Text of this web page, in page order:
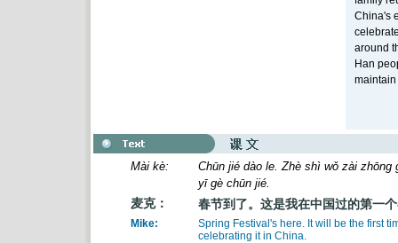
China's
around
Han
Mài kè:
Chūn jié dào le. Zhè shì wǒ zài zhōng
yī gè chūn jié.
麦克：
春节到了。这是我在中国过的第一
Mike:
Spring Festival's here. It will be the first
celebrating it in China.